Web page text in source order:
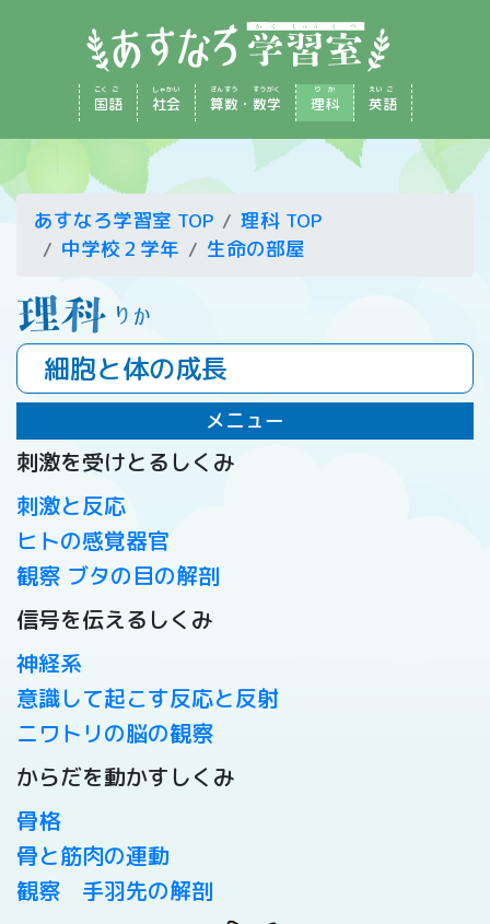
国
こく
語
ご
社
しゃ
会
かい
算
さん
数
すう
・ 数
すう
学
がく
理
り
科
か
英
えい
語
ご
あすなろ学習室 TOP
理科 TOP
中学校２学年
生命の部屋
細胞と体の成長
メニュー
刺激を受けとるしくみ
刺激と反応
ヒトの感覚器官
観察 ブタの目の解剖
信号を伝えるしくみ
神経系
意識して起こす反応と反射
ニワトリの脳の観察
からだを動かすしくみ
骨格
骨と筋肉の連動
観察 手羽先の解剖